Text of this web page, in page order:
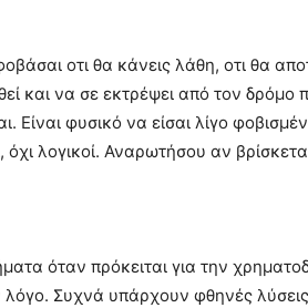
οτι θα κάνεις λάθη, οτι θα
και να σε εκτρέψει από τον δρόμο
Είναι φυσικό να είσαι λίγο
όχι λογικοί. Αναρωτήσου αν
όταν πρόκειται για την
λόγο. Συχνά υπάρχουν φθηνές